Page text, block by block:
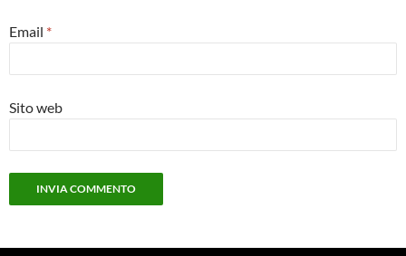
Email *
Sito web